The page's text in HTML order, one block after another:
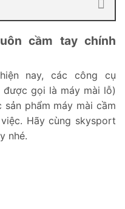
cầm tay chính
nay, các công cụ
được gọi là máy mài lỗ)
phẩm máy mài cầm
Hãy cùng skysport
nhé.